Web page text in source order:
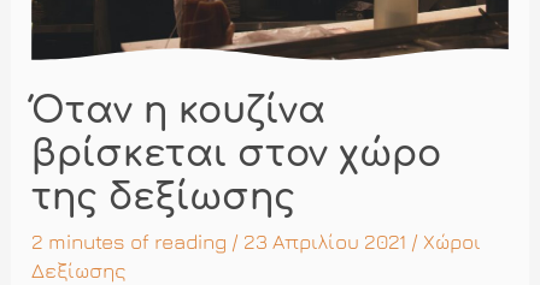
Όταν η κουζίνα
βρίσκεται στον χώρο
της δεξίωσης
2 minutes of reading / 23 Απριλίου 2021 /Χώροι
Δεξίωσης